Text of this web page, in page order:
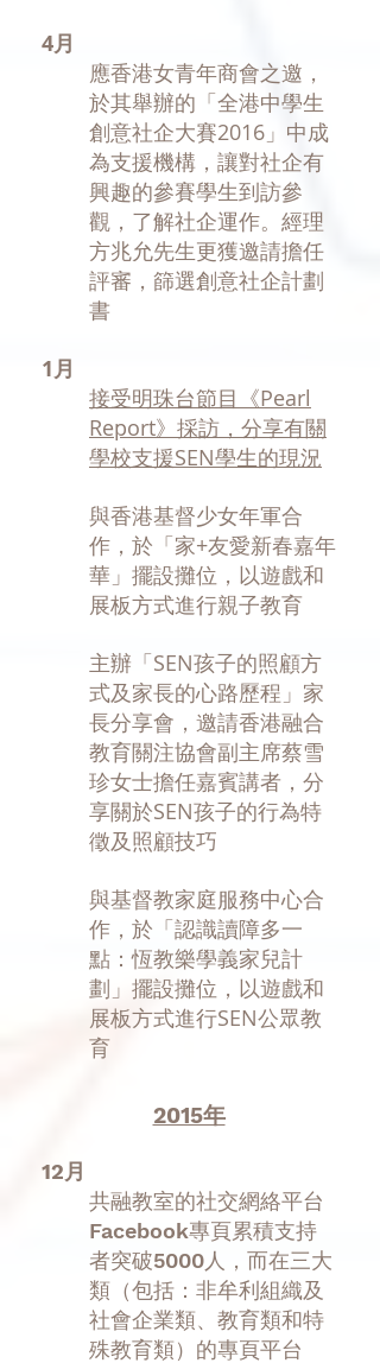
4月
應香港女青年商會之邀，
於其舉辦的「全港中學生
創意社企大賽2016」中成
為支援機構，讓對社企有
興趣的參賽學生到訪參
觀，了解社企運作。經理
方兆允先生更獲邀請擔任
評審，篩選創意社企計劃
書
1月
接受明珠台節目《Pearl
Report》採訪，分享有關
學校支援SEN學生的現況
與香港基督少女年軍合
作，於「家+友愛新春嘉年
華」擺設攤位，以遊戲和
展板方式進行親子教育
主辦「SEN孩子的照顧方
式及家長的心路歷程」家
長分享會，邀請香港融合
教育關注協會副主席蔡雪
珍女士擔任嘉賓講者，分
享關於SEN孩子的行為特
徵及照顧技巧
與基督教家庭服務中心合
作，於「認識讀障多一
點：恆教樂學義家兒計
劃」擺設攤位，以遊戲和
展板方式進行SEN公眾教
育
2015年
12月
共融教室的社交網絡平台
Facebook專頁累積支持
者突破5000人，而在三大
類（包括：非牟利組織及
社會企業類、教育類和特
殊教育類）的專頁平台